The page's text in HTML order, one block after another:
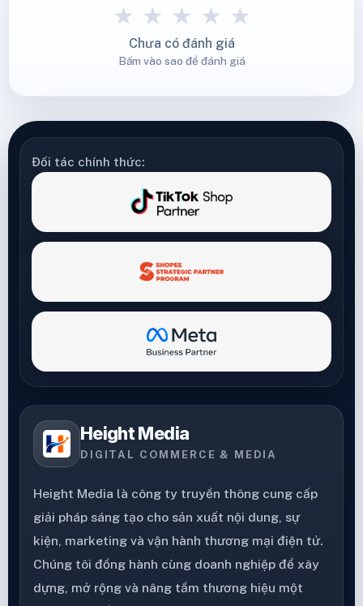
★ ★ ★ ★ ★
Chưa có đánh giá
Bấm vào sao để đánh giá
Đối tác chính thức:
Height Media
DIGITAL COMMERCE & MEDIA
Height Media là công ty truyền thông cung cấp
giải pháp sáng tạo cho sản xuất nội dung, sự
kiện, marketing và vận hành thương mại điện tử.
Chúng tôi đồng hành cùng doanh nghiệp để xây
dựng, mở rộng và nâng tầm thương hiệu một